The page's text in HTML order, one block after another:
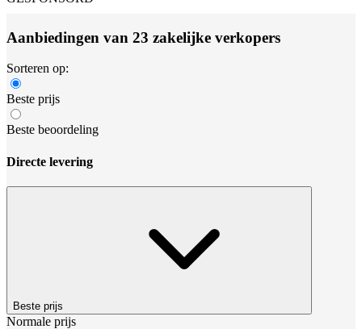
Aanbiedingen van 23 zakelijke verkopers
Sorteren op:
Beste prijs
Beste beoordeling
Directe levering
Beste prijs
Normale prijs